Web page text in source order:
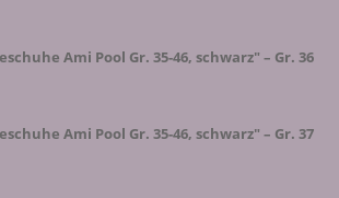
Ami Pool Gr. 35-46, schwarz" – Gr. 36
Ami Pool Gr. 35-46, schwarz" – Gr. 37